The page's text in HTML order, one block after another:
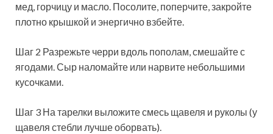
мед, горчицу и масло. Посолите, поперчите, закройте
плотно крышкой и энергично взбейте.
Шаг 2 Разрежьте черри вдоль пополам, смешайте с
ягодами. Сыр наломайте или нарвите небольшими
кусочками.
Шаг 3 На тарелки выложите смесь щавеля и руколы (у
щавеля стебли лучше оборвать).